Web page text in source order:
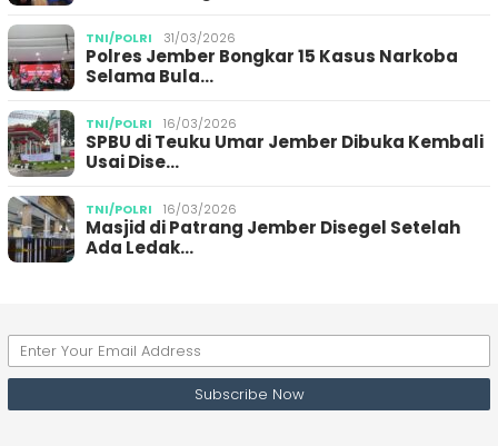
TNI/POLRI 31/03/2026
Polres Jember Bongkar 15 Kasus Narkoba
Selama Bula…
TNI/POLRI 16/03/2026
SPBU di Teuku Umar Jember Dibuka Kembali
Usai Dise…
TNI/POLRI 16/03/2026
Masjid di Patrang Jember Disegel Setelah
Ada Ledak…